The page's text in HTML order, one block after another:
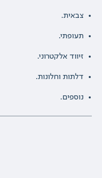
צבאית.
תעופתי.
זיווד אלקטרוני.
דלתות וחלונות.
נוספים.